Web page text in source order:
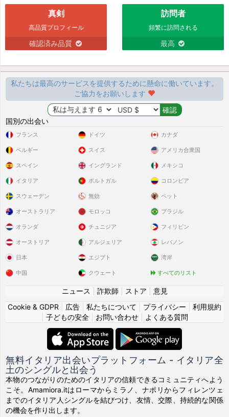
Marinalacombe の友達になりました
MarinalacombeはAndy406 の友達になりました
3 時間
MarinalacombeさんがPaul123さんのプロフィールを
高く評価しました
3 時間
MarinalacombeさんがCharlesyyさんのプロフィール
を高く評価しました
Marinalacombe さんがGrandi
さんのプロフィールを高
く評価しました
Marinalacombe さんがBigon31さんのプロフィールを
高く評価しました
を高く評価しました
Marinalacombe さんがPatrick.Bさんのプロフィールを
3 時間
Marinalacombe さんがMk37589
さんのプロフィール
3 時間
Marinalacombe さんが Romeroalexandrinさんのプロ
フィールを高く評価しました
MarinalacombeさんがJulesdumon4さんのプロフィ
ールを高く評価しました
3 時間
MarinalacombeさんがPascal777さんのプロフィール
を高く評価しました
Marinalacombe さんが
真剣
高品質プロフィール
確認済み品質
訪問者
頻繁に訪問される
最高
私たちは最高のサービスを提供するために懸命に働いています。
ご協力をお願いします
国別の出会い
フランス
ベルギー
スペイン
イタリア
スウェーデン
ドイツ
スイス
イングランド
ポルトガル
無効
カナダ
アメリカ合衆国
メキシコ
コロンビア
ペット
オーストラリア
オランダ
オーストリア
日本
中国
モロッコ
チュニジア
アルジェリア
エジプト
クウェート
ブラジル
フィリピン
レバノン
湾岸
すべてのリスト
ニュース 詐欺師 ストア
意見
Cookie & GDPR
広告 私たちについて プライバシー
利用規約
子どもの安全| お問い合わせ| よくある質問
無料イタリア出会いプラットフォーム - イタリア全
土のシングルと出会う
本物のつながりのためのイタリアの信頼できるコミュニティへよう
こそ。Amamiora.itはローマからミラノ、ナポリからフィレンツェ
までのイタリア人シングルを結びつけ、友情、交際、持続的な関係
の機会を作り出します。